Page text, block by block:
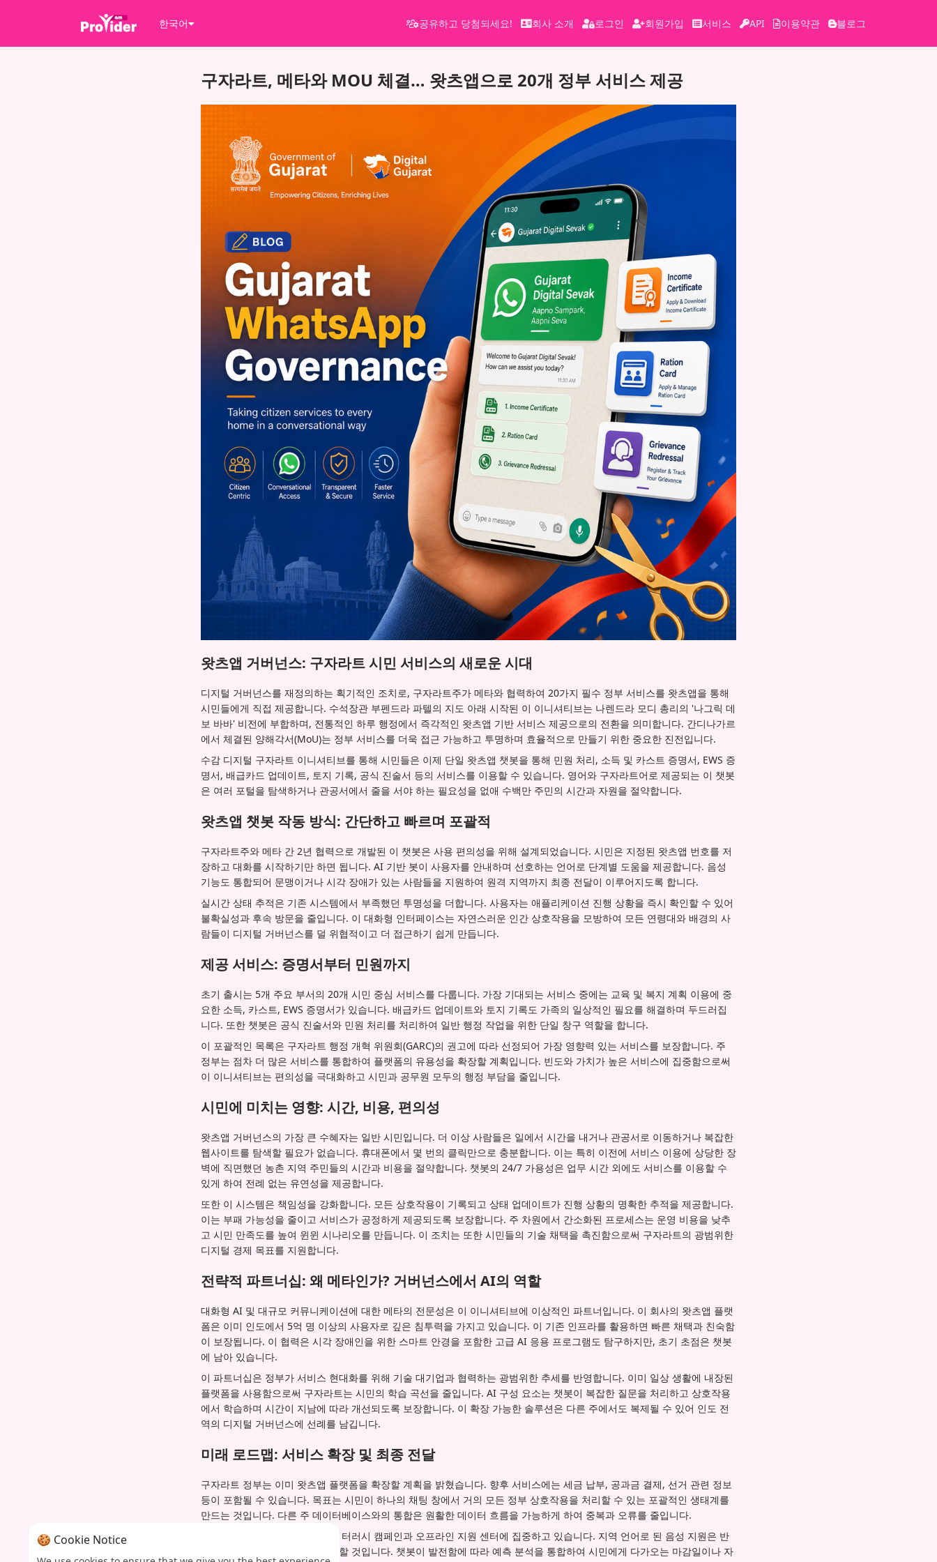
한국어 공유하고 당첨되세요! 회사 소개 로그인 회원가입 서비스 API 이용약관 블로그
구자라트, 메타와 MOU 체결… 왓츠앱으로 20개 정부 서비스 제공
왓츠앱 거버넌스: 구자라트 시민 서비스의 새로운 시대
디지털 거버넌스를 재정의하는 획기적인 조치로, 구자라트주가 메타와 협력하여 20가지 필수 정부 서비스를 왓츠앱을 통해
시민들에게 직접 제공합니다. 수석장관 부펜드라 파텔의 지도 아래 시작된 이 이니셔티브는 나렌드라 모디 총리의 '나그릭 데
보 바바' 비전에 부합하며, 전통적인 하루 행정에서 즉각적인 왓츠앱 기반 서비스 제공으로의 전환을 의미합니다. 간디나가르
에서 체결된 양해각서(MoU)는 정부 서비스를 더욱 접근 가능하고 투명하며 효율적으로 만들기 위한 중요한 진전입니다.
수감 디지털 구자라트 이니셔티브를 통해 시민들은 이제 단일 왓츠앱 챗봇을 통해 민원 처리, 소득 및 카스트 증명서, EWS 증
명서, 배급카드 업데이트, 토지 기록, 공식 진술서 등의 서비스를 이용할 수 있습니다. 영어와 구자라트어로 제공되는 이 챗봇
은 여러 포털을 탐색하거나 관공서에서 줄을 서야 하는 필요성을 없애 수백만 주민의 시간과 자원을 절약합니다.
왓츠앱 챗봇 작동 방식: 간단하고 빠르며 포괄적
구자라트주와 메타 간 2년 협력으로 개발된 이 챗봇은 사용 편의성을 위해 설계되었습니다. 시민은 지정된 왓츠앱 번호를 저
장하고 대화를 시작하기만 하면 됩니다. AI 기반 봇이 사용자를 안내하며 선호하는 언어로 단계별 도움을 제공합니다. 음성
기능도 통합되어 문맹이거나 시각 장애가 있는 사람들을 지원하여 원격 지역까지 최종 전달이 이루어지도록 합니다.
실시간 상태 추적은 기존 시스템에서 부족했던 투명성을 더합니다. 사용자는 애플리케이션 진행 상황을 즉시 확인할 수 있어
불확실성과 후속 방문을 줄입니다. 이 대화형 인터페이스는 자연스러운 인간 상호작용을 모방하여 모든 연령대와 배경의 사
람들이 디지털 거버넌스를 덜 위협적이고 더 접근하기 쉽게 만듭니다.
제공 서비스: 증명서부터 민원까지
초기 출시는 5개 주요 부서의 20개 시민 중심 서비스를 다룹니다. 가장 기대되는 서비스 중에는 교육 및 복지 계획 이용에 중
요한 소득, 카스트, EWS 증명서가 있습니다. 배급카드 업데이트와 토지 기록도 가족의 일상적인 필요를 해결하며 두드러집
니다. 또한 챗봇은 공식 진술서와 민원 처리를 처리하여 일반 행정 작업을 위한 단일 창구 역할을 합니다.
이 포괄적인 목록은 구자라트 행정 개혁 위원회(GARC)의 권고에 따라 선정되어 가장 영향력 있는 서비스를 보장합니다. 주
정부는 점차 더 많은 서비스를 통합하여 플랫폼의 유용성을 확장할 계획입니다. 빈도와 가치가 높은 서비스에 집중함으로써
이 이니셔티브는 편의성을 극대화하고 시민과 공무원 모두의 행정 부담을 줄입니다.
시민에 미치는 영향: 시간, 비용, 편의성
왓츠앱 거버넌스의 가장 큰 수혜자는 일반 시민입니다. 더 이상 사람들은 일에서 시간을 내거나 관공서로 이동하거나 복잡한
웹사이트를 탐색할 필요가 없습니다. 휴대폰에서 몇 번의 클릭만으로 충분합니다. 이는 특히 이전에 서비스 이용에 상당한 장
벽에 직면했던 농촌 지역 주민들의 시간과 비용을 절약합니다. 챗봇의 24/7 가용성은 업무 시간 외에도 서비스를 이용할 수
있게 하여 전례 없는 유연성을 제공합니다.
또한 이 시스템은 책임성을 강화합니다. 모든 상호작용이 기록되고 상태 업데이트가 진행 상황의 명확한 추적을 제공합니다.
이는 부패 가능성을 줄이고 서비스가 공정하게 제공되도록 보장합니다. 주 차원에서 간소화된 프로세스는 운영 비용을 낮추
고 시민 만족도를 높여 윈윈 시나리오를 만듭니다. 이 조치는 또한 시민들의 기술 채택을 촉진함으로써 구자라트의 광범위한
디지털 경제 목표를 지원합니다.
전략적 파트너십: 왜 메타인가? 거버넌스에서 AI의 역할
대화형 AI 및 대규모 커뮤니케이션에 대한 메타의 전문성은 이 이니셔티브에 이상적인 파트너입니다. 이 회사의 왓츠앱 플랫
폼은 이미 인도에서 5억 명 이상의 사용자로 깊은 침투력을 가지고 있습니다. 이 기존 인프라를 활용하면 빠른 채택과 친숙함
이 보장됩니다. 이 협력은 시각 장애인을 위한 스마트 안경을 포함한 고급 AI 응용 프로그램도 탐구하지만, 초기 초점은 챗봇
에 남아 있습니다.
이 파트너십은 정부가 서비스 현대화를 위해 기술 대기업과 협력하는 광범위한 추세를 반영합니다. 이미 일상 생활에 내장된
플랫폼을 사용함으로써 구자라트는 시민의 학습 곡선을 줄입니다. AI 구성 요소는 챗봇이 복잡한 질문을 처리하고 상호작용
에서 학습하며 시간이 지남에 따라 개선되도록 보장합니다. 이 확장 가능한 솔루션은 다른 주에서도 복제될 수 있어 인도 전
역의 디지털 거버넌스에 선례를 남깁니다.
미래 로드맵: 서비스 확장 및 최종 전달
구자라트 정부는 이미 왓츠앱 플랫폼을 확장할 계획을 밝혔습니다. 향후 서비스에는 세금 납부, 공과금 결제, 선거 관련 정보
등이 포함될 수 있습니다. 목표는 시민이 하나의 채팅 창에서 거의 모든 정부 상호작용을 처리할 수 있는 포괄적인 생태계를
만드는 것입니다. 다른 주 데이터베이스와의 통합은 원활한 데이터 흐름을 가능하게 하여 중복과 오류를 줄입니다.
최종 전달을 위해 주는 디지털 리터러시 캠페인과 오프라인 지원 센터에 집중하고 있습니다. 지역 언어로 된 음성 지원은 반
문해 사용자를 포함하는 데 중요할 것입니다. 챗봇이 발전함에 따라 예측 분석을 통합하여 시민에게 다가오는 마감일이나 자
🍪 Cookie Notice